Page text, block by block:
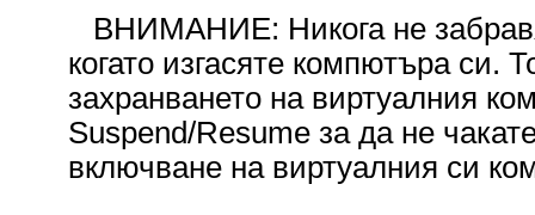
ВНИМАНИЕ: Никога не
когато изгасяте компютъра си.
захранването на виртуалния
Suspend/Resume за да не
включване на виртуалния си